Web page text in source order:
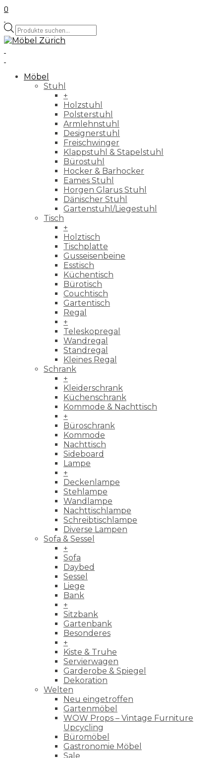
0
Products
search
Möbel
Stuhl
+
Holzstuhl
Polsterstuhl
Armlehnstuhl
Designerstuhl
Freischwinger
Klappstuhl & Stapelstuhl
Bürostuhl
Hocker & Barhocker
Eames Stuhl
Horgen Glarus Stuhl
Dänischer Stuhl
Gartenstuhl/Liegestuhl
Tisch
+
Holztisch
Tischplatte
Gusseisenbeine
Esstisch
Küchentisch
Bürotisch
Couchtisch
Gartentisch
Regal
+
Teleskopregal
Wandregal
Standregal
Kleines Regal
Schrank
+
Kleiderschrank
Küchenschrank
Kommode & Nachttisch
+
Büroschrank
Kommode
Nachttisch
Sideboard
Lampe
+
Deckenlampe
Stehlampe
Wandlampe
Nachttischlampe
Schreibtischlampe
Diverse Lampen
Sofa & Sessel
+
Sofa
Daybed
Sessel
Liege
Bank
+
Sitzbank
Gartenbank
Besonderes
+
Kiste & Truhe
Servierwagen
Garderobe & Spiegel
Dekoration
Welten
Neu eingetroffen
Gartenmöbel
WOW Props – Vintage Furniture
Upcycling
Büromöbel
Gastronomie Möbel
Sale